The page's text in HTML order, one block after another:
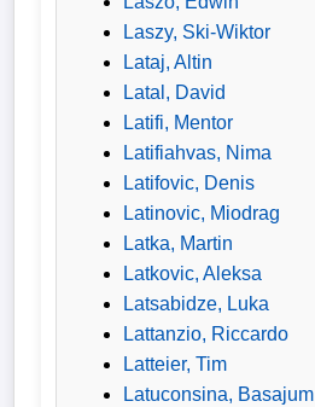
Laszy, Ski-Wiktor
Lataj, Altin
Latal, David
Latifi, Mentor
Latifiahvas, Nima
Latifovic, Denis
Latinovic, Miodrag
Latka, Martin
Latkovic, Aleksa
Latsabidze, Luka
Lattanzio, Riccardo
Latteier, Tim
Latuconsina, Basajum